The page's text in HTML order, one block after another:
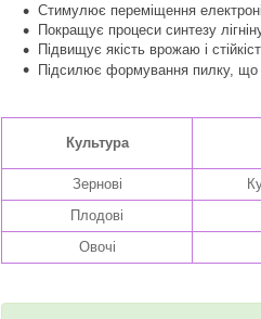
Стимулює переміщення
Покращує процеси синтезу
Підвищує якість врожаю і
Підсилює формування пилку, що
Культура
Зернові
Плодові
Овочі